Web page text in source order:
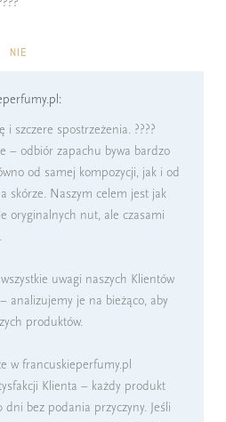
NIE
szczere spostrzeżenia. ????
– odbiór zapachu bywa bardzo
od samej kompozycji, jak i od
skórze. Naszym celem jest jak
oryginalnych nut, ale czasami
uwagi naszych Klientów
analizujemy je na bieżąco, aby
produktów.
w francuskieperfumy.pl
Klienta – każdy produkt
bez podania przyczyny. Jeśli